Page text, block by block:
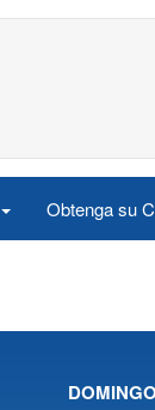
Obtenga su
DOMINGO